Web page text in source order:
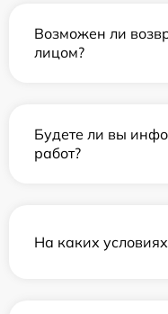
Возможен ли
лицом?
Будете ли вы
работ?
На каких